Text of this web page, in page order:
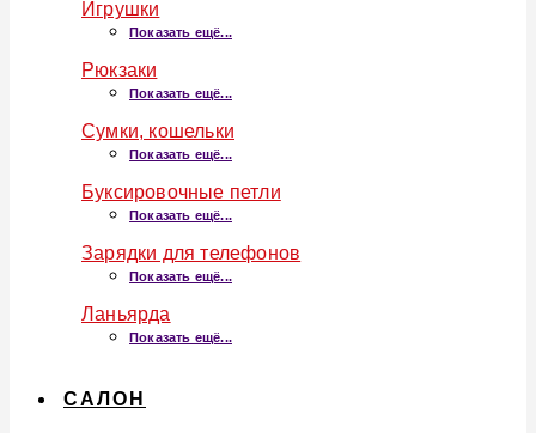
Игрушки
Показать ещё...
Рюкзаки
Показать ещё...
Сумки, кошельки
Показать ещё...
Буксировочные петли
Показать ещё...
Зарядки для телефонов
Показать ещё...
Ланьярда
Показать ещё...
САЛОН